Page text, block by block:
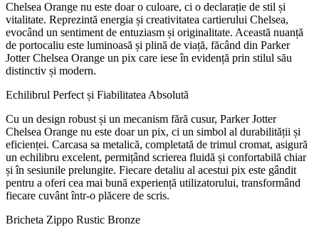
Chelsea Orange nu este doar o culoare, ci o declarație de stil și
vitalitate. Reprezintă energia și creativitatea cartierului Chelsea,
evocând un sentiment de entuziasm și originalitate. Această nuanță
de portocaliu este luminoasă și plină de viață, făcând din Parker
Jotter Chelsea Orange un pix care iese în evidență prin stilul său
distinctiv și modern.
Echilibrul Perfect și Fiabilitatea Absolută
Cu un design robust și un mecanism fără cusur, Parker Jotter
Chelsea Orange nu este doar un pix, ci un simbol al durabilității și
eficienței. Carcasa sa metalică, completată de trimul cromat, asigură
un echilibru excelent, permițând scrierea fluidă și confortabilă chiar
și în sesiunile prelungite. Fiecare detaliu al acestui pix este gândit
pentru a oferi cea mai bună experiență utilizatorului, transformând
fiecare cuvânt într-o plăcere de scris.
Bricheta Zippo Rustic Bronze